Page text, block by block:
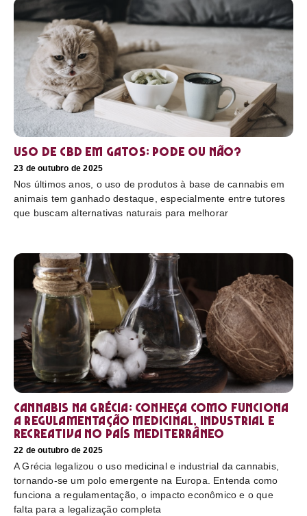
Uso de CBD em gatos: pode ou não?
23 de outubro de 2025
Nos últimos anos, o uso de produtos à base de cannabis em
animais tem ganhado destaque, especialmente entre tutores
que buscam alternativas naturais para melhorar
Cannabis na Grécia: conheça como funciona
a regulamentação medicinal, industrial e
recreativa no país mediterrâneo
22 de outubro de 2025
A Grécia legalizou o uso medicinal e industrial da cannabis,
tornando-se um polo emergente na Europa. Entenda como
funciona a regulamentação, o impacto econômico e o que
falta para a legalização completa